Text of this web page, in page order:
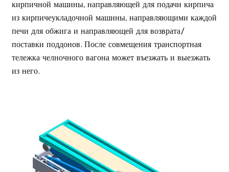
кирпичной машины, направляющей для подачи кирпича
из кирпичеукладочной машины, направляющими каждой
печи для обжига и направляющей для возврата/
поставки поддонов. После совмещения транспортная
тележка челночного вагона может въезжать и выезжать
из него.